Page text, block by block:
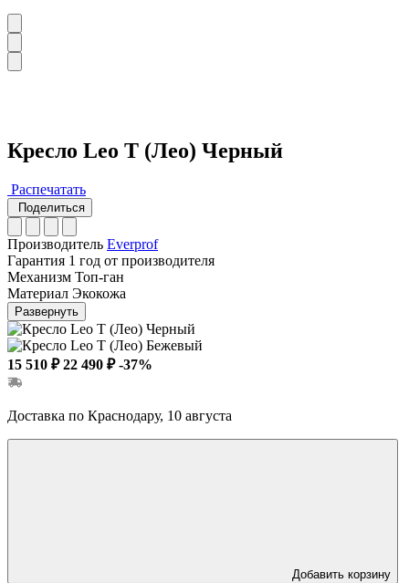
Кресло Leo T (Лео) Черный
Распечатать
Поделиться
Производитель Everprof
Гарантия 1 год от производителя
Механизм Топ-ган
Материал Экокожа
Развернуть
15 510 ₽ 22 490 ₽ -37%
Доставка по Краснодару, 10 августа
Добавить корзину